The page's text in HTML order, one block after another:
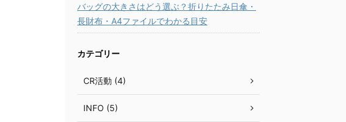
バッグの大きさはどう選ぶ？折りたたみ日傘・
長財布・A4ファイルでわかる目安
カテゴリー
CR活動 (4)
INFO (5)